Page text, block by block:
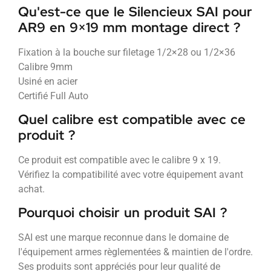
Qu'est-ce que le Silencieux SAI pour
AR9 en 9×19 mm montage direct ?
Fixation à la bouche sur filetage 1/2×28 ou 1/2×36
Calibre 9mm
Usiné en acier
Certifié Full Auto
Quel calibre est compatible avec ce
produit ?
Ce produit est compatible avec le calibre 9 x 19.
Vérifiez la compatibilité avec votre équipement avant
achat.
Pourquoi choisir un produit SAI ?
SAI est une marque reconnue dans le domaine de
l'équipement armes règlementées & maintien de l'ordre.
Ses produits sont appréciés pour leur qualité de